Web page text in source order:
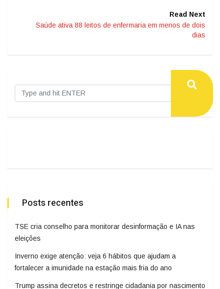
Read Next
Saúde ativa 88 leitos de enfermaria em menos de dois
dias
Posts recentes
TSE cria conselho para monitorar desinformação e IA nas
eleições
Inverno exige atenção: veja 6 hábitos que ajudam a
fortalecer a imunidade na estação mais fria do ano
Trump assina decretos e restringe cidadania por nascimento